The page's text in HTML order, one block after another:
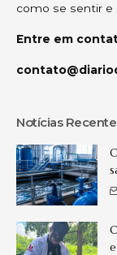
como se sentir e
Entre em
Notícias